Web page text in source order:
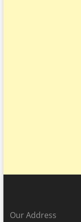
Our Address